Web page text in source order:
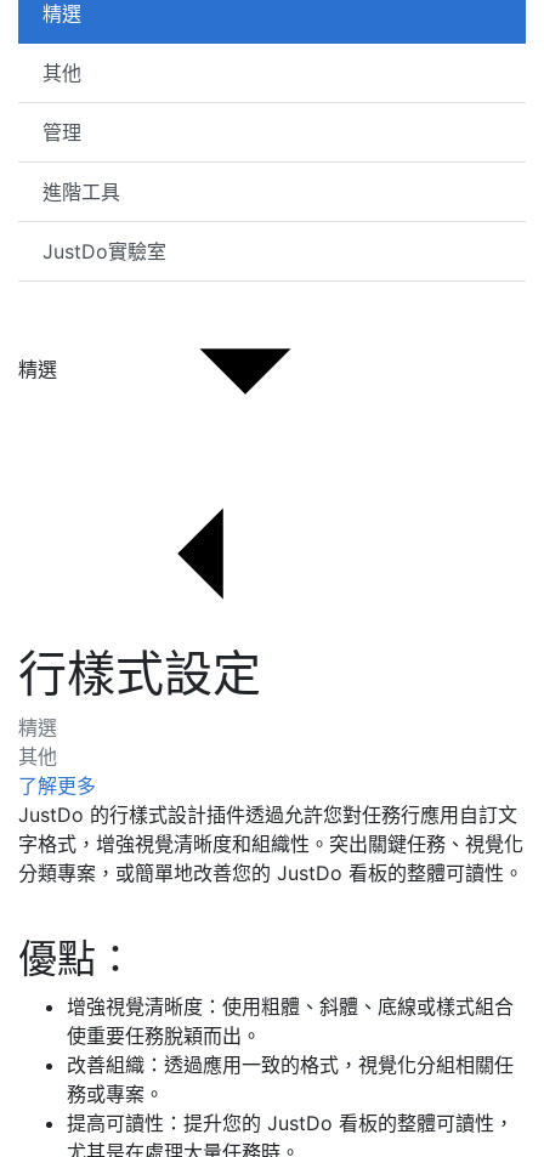
精選
其他
管理
進階工具
JustDo實驗室
精選
行樣式設定
精選
其他
了解更多
JustDo 的行樣式設計插件透過允許您對任務行應用自訂文
字格式，增強視覺清晰度和組織性。突出關鍵任務、視覺化
分類專案，或簡單地改善您的 JustDo 看板的整體可讀性。
優點：
增強視覺清晰度：使用粗體、斜體、底線或樣式組合
使重要任務脫穎而出。
改善組織：透過應用一致的格式，視覺化分組相關任
務或專案。
提高可讀性：提升您的 JustDo 看板的整體可讀性，
尤其是在處理大量任務時。